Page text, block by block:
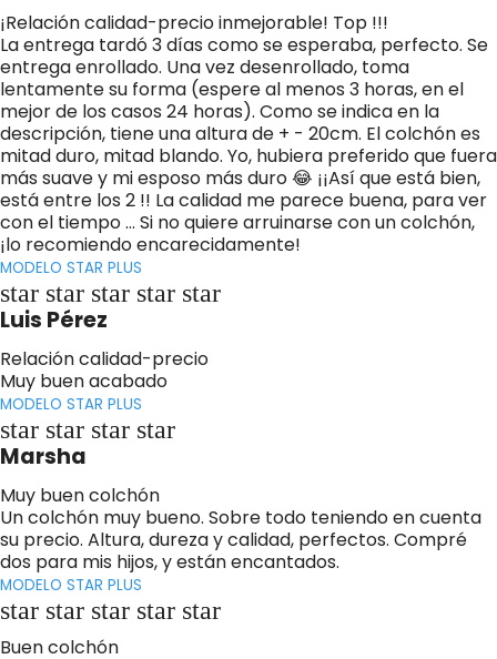
¡Relación calidad-precio inmejorable! Top !!!
La entrega tardó 3 días como se esperaba, perfecto. Se
entrega enrollado. Una vez desenrollado, toma
lentamente su forma (espere al menos 3 horas, en el
mejor de los casos 24 horas). Como se indica en la
descripción, tiene una altura de + - 20cm. El colchón es
mitad duro, mitad blando. Yo, hubiera preferido que fuera
más suave y mi esposo más duro 😂 ¡¡Así que está bien,
está entre los 2 !! La calidad me parece buena, para ver
con el tiempo ... Si no quiere arruinarse con un colchón,
¡lo recomiendo encarecidamente!
MODELO STAR PLUS
star star star star star
Luis Pérez
Relación calidad-precio
Muy buen acabado
MODELO STAR PLUS
star star star star
Marsha
Muy buen colchón
Un colchón muy bueno. Sobre todo teniendo en cuenta
su precio. Altura, dureza y calidad, perfectos. Compré
dos para mis hijos, y están encantados.
MODELO STAR PLUS
star star star star star
Buen colchón